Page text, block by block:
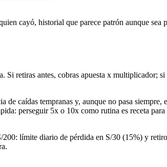
cayó, historial que parece patrón aunque sea
retiras antes, cobras apuesta x multiplicador;
caídas tempranas y, aunque no pasa siempre,
perseguir 5x o 10x como rutina es receta
límite diario de pérdida en S/30 (15%) y